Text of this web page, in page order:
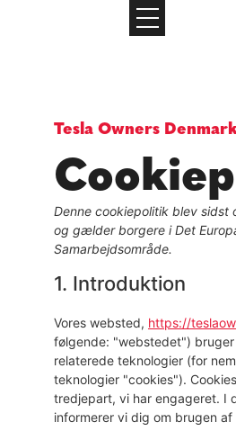
Tesla Owners
Denne cookiepolitik blev sidst
og gælder borgere i Det
Samarbejdsområde.
1. Introduktion
Vores websted, https://
følgende: "webstedet")
relaterede teknologier (for
teknologier "cookies").
tredjepart, vi har engageret. I
informerer vi dig om brugen